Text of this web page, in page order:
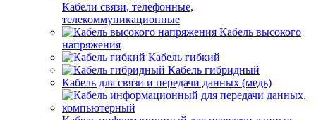
Кабели связи, телефонные,
телекоммуникационные
Кабель высокого
напряжения
Кабель гибкий
Кабель гибридный
Кабель для связи и передачи данных (медь)